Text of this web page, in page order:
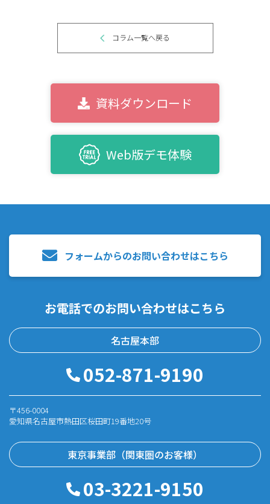
コラム一覧へ戻る
資料ダウンロード
Web版デモ体験
フォームからのお問い合わせはこちら
お電話でのお問い合わせはこちら
名古屋本部
052-871-9190
〒456-0004
愛知県名古屋市熱田区桜田町19番地20号
東京事業部（関東圏のお客様）
03-3221-9150